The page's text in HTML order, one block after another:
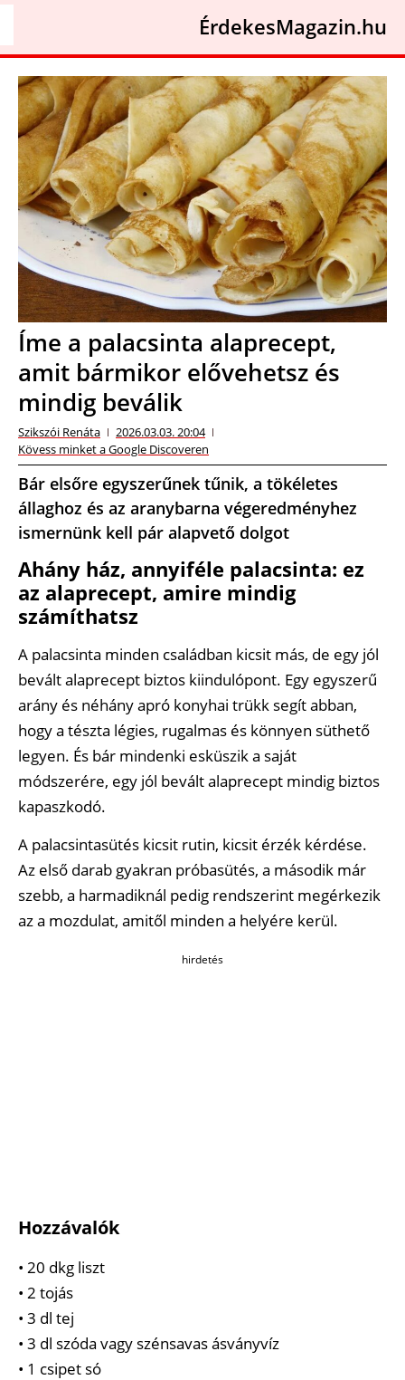
ÉrdekesMagazin.hu
Íme a palacsinta alaprecept,
amit bármikor elővehetsz és
mindig beválik
Szikszói Renáta
2026.03.03. 20:04
Kövess minket a Google Discoveren
Bár elsőre egyszerűnek tűnik, a tökéletes
állaghoz és az aranybarna végeredményhez
ismernünk kell pár alapvető dolgot
Ahány ház, annyiféle palacsinta: ez
az alaprecept, amire mindig
számíthatsz
A palacsinta minden családban kicsit más, de egy jól
bevált alaprecept biztos kiindulópont. Egy egyszerű
arány és néhány apró konyhai trükk segít abban,
hogy a tészta légies, rugalmas és könnyen süthető
legyen. És bár mindenki esküszik a saját
módszerére, egy jól bevált alaprecept mindig biztos
kapaszkodó.
A palacsintasütés kicsit rutin, kicsit érzék kérdése.
Az első darab gyakran próbasütés, a második már
szebb, a harmadiknál pedig rendszerint megérkezik
az a mozdulat, amitől minden a helyére kerül.
hirdetés
Hozzávalók
• 20 dkg liszt
• 2 tojás
• 3 dl tej
• 3 dl szóda vagy szénsavas ásványvíz
• 1 csipet só